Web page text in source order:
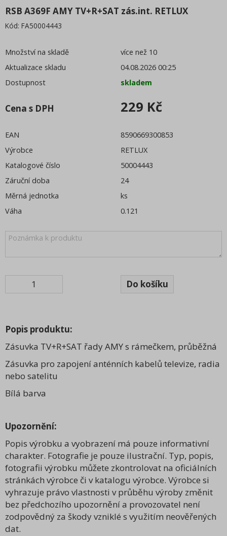
RSB A369F AMY TV+R+SAT zás.int. RETLUX
Kód: FA50004443
Množství na skladě
více než 10
Aktualizace skladu
04.08.2026 00:25
Dostupnost
skladem
Cena s DPH 229 Kč
EAN
8590669300853
Výrobce
RETLUX
Katalogové číslo
50004443
Záruční doba
24
Měrná jednotka
ks
Váha
0.121
Popis produktu:
Zásuvka TV+R+SAT řady AMY s rámečkem, průběžná
Zásuvka pro zapojení anténních kabelů televize, radia
nebo satelitu
Bílá barva
Upozornění:
Popis výrobku a vyobrazení má pouze informativní
charakter. Fotografie je pouze ilustrační. Typ, popis,
fotografii výrobku můžete zkontrolovat na oficiálních
stránkách výrobce či v katalogu výrobce. Výrobce si
vyhrazuje právo vlastnosti v průběhu výroby změnit
bez předchozího upozornění a provozovatel není
zodpovědný za škody vzniklé s využitím neověřených
dat.